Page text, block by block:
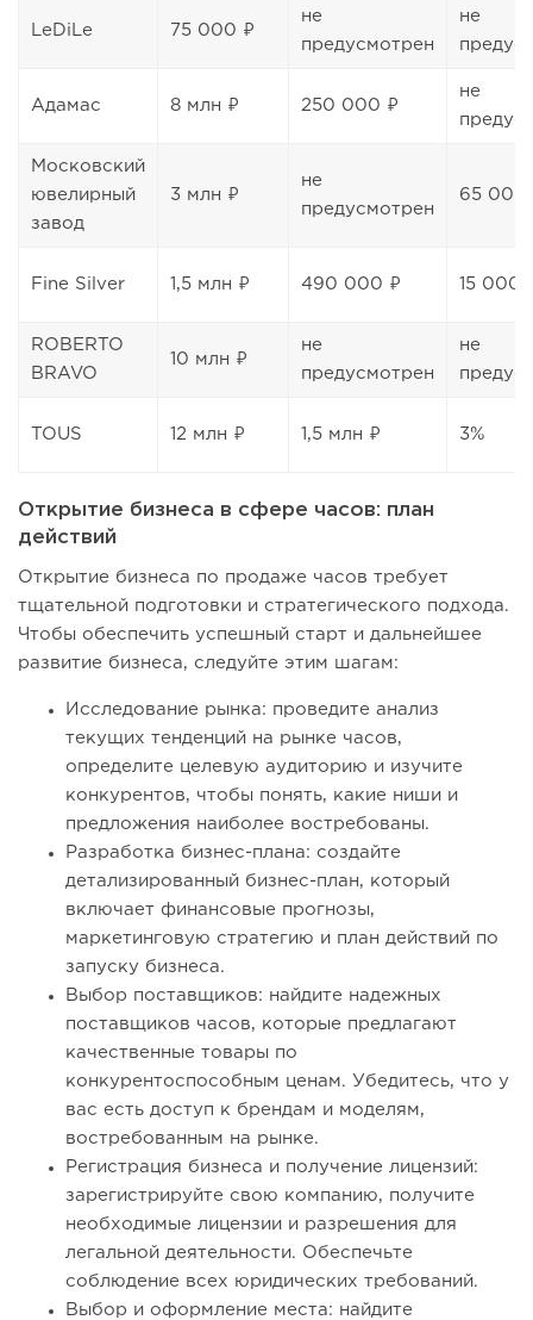
LeDiLe 75 000 ₽
не
предусмотрен
не
Адамас 8 млн ₽ 250 000 ₽
не
Московский
ювелирный
завод
3 млн ₽
не
предусмотрен
65 000
Fine Silver 1,5 млн ₽ 490 000 ₽ 15 000
ROBERTO
BRAVO
10 млн ₽
не
предусмотрен
не
TOUS 12 млн ₽ 1,5 млн ₽ 3%
Открытие бизнеса в сфере часов: план
действий
Открытие бизнеса по продаже часов требует
тщательной подготовки и стратегического подхода.
Чтобы обеспечить успешный старт и дальнейшее
развитие бизнеса, следуйте этим шагам:
Исследование рынка: проведите анализ
текущих тенденций на рынке часов,
определите целевую аудиторию и изучите
конкурентов, чтобы понять, какие ниши и
предложения наиболее востребованы.
Разработка бизнес-плана: создайте
детализированный бизнес-план, который
включает финансовые прогнозы,
маркетинговую стратегию и план действий по
запуску бизнеса.
Выбор поставщиков: найдите надежных
поставщиков часов, которые предлагают
качественные товары по
конкурентоспособным ценам. Убедитесь, что у
вас есть доступ к брендам и моделям,
востребованным на рынке.
Регистрация бизнеса и получение лицензий:
зарегистрируйте свою компанию, получите
необходимые лицензии и разрешения для
легальной деятельности. Обеспечьте
соблюдение всех юридических требований.
Выбор и оформление места: найдите